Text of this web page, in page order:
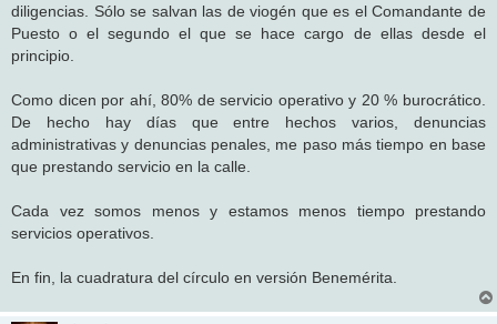
diligencias. Sólo se salvan las de viogén que es el Comandante de
Puesto o el segundo el que se hace cargo de ellas desde el
principio.
Como dicen por ahí, 80% de servicio operativo y 20 % burocrático.
De hecho hay días que entre hechos varios, denuncias
administrativas y denuncias penales, me paso más tiempo en base
que prestando servicio en la calle.
Cada vez somos menos y estamos menos tiempo prestando
servicios operativos.
En fin, la cuadratura del círculo en versión Benemérita.